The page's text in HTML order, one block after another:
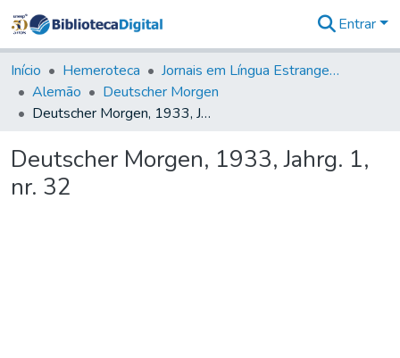
&
Coleções
Tudo na
Biblioteca
Estatísticas
Entrar
Início Hemeroteca
Jornais em Língua Estrangeira
Alemão
Deutscher Morgen
Deutscher Morgen, 1933, Jahrg. 1, nr. 32
Deutscher Morgen, 1933, Jahrg. 1,
nr. 32